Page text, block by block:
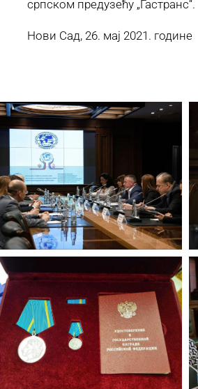
српском предузећу „Гастранс“.
Нови Сад, 26. мај